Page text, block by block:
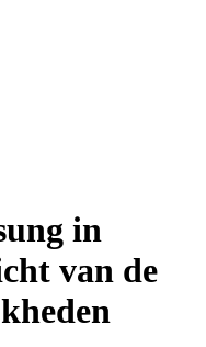
in
van de